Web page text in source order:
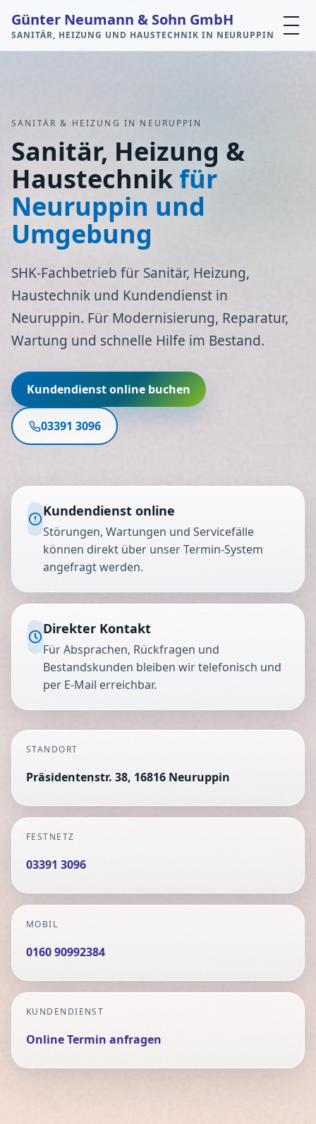
Günter Neumann & Sohn GmbH
SANITÄR, HEIZUNG UND HAUSTECHNIK IN NEURUPPIN
SANITÄR & HEIZUNG IN NEURUPPIN
Sanitär, Heizung &
Haustechnikfür
Neuruppin und
Umgebung
SHK-Fachbetrieb für Sanitär, Heizung,
Haustechnik und Kundendienst in
Neuruppin. Für Modernisierung, Reparatur,
Wartung und schnelle Hilfe im Bestand.
Kundendienst online buchen
03391 3096
Kundendienst online
Störungen, Wartungen und Servicefälle
können direkt über unser Termin-System
angefragt werden.
Direkter Kontakt
Für Absprachen, Rückfragen und
Bestandskunden bleiben wir telefonisch und
per E-Mail erreichbar.
STANDORT
Präsidentenstr. 38, 16816 Neuruppin
FESTNETZ
03391 3096
MOBIL
0160 90992384
KUNDENDIENST
Online Termin anfragen